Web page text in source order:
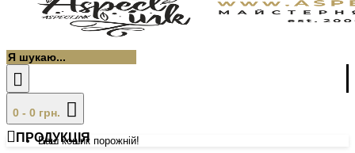
0 - 0 грн.
Ваш кошик порожній!
ПРОДУКЦІЯ